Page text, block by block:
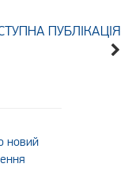
ПУБЛІКАЦІЯ
новий